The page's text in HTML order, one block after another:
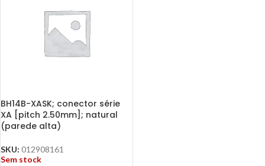
BH14B-XASK; conector série
XA [pitch 2.50mm]; natural
(parede alta)
SKU: 012908161
Sem stock